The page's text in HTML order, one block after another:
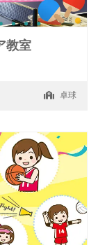
教室
卓球